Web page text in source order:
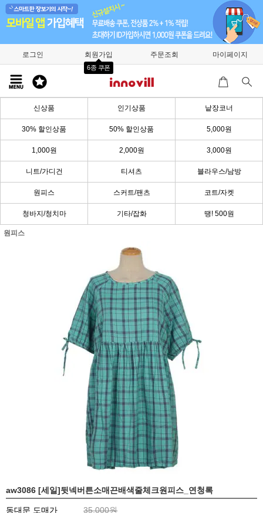
로그인 회원가입
6종 쿠폰
주문조회 마이페이지
신상품 인기상품 낱장코너
30% 할인상품 50% 할인상품 5,000원
1,000원 2,000원 3,000원
니트/가디건 티셔츠 블라우스/남방
원피스 스커트/팬츠 코트/자켓
청바지/청치마 기타/잡화 땡! 500원
원피스
aw3086 [세일]뒷넥버튼소매끈배색줄체크원피스_연청록
동대문 도매가
35,000원